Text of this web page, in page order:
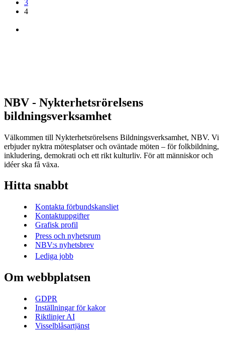
3
4
NBV - Nykterhetsrörelsens
bildningsverksamhet
Välkommen till Nykterhetsrörelsens Bildningsverksamhet, NBV. Vi
erbjuder nyktra mötesplatser och oväntade möten – för folkbildning,
inkludering, demokrati och ett rikt kulturliv. För att människor och
idéer ska få växa.
Hitta snabbt
Kontakta förbundskansliet
Kontaktuppgifter
Grafisk profil
Press och nyhetsrum
NBV:s nyhetsbrev
Lediga jobb
Om webbplatsen
GDPR
Inställningar för kakor
Riktlinjer AI
Visselblåsartjänst